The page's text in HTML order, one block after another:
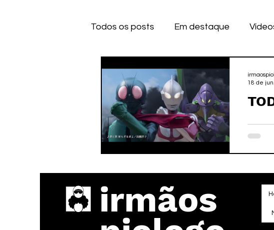
Todos os posts Em destaque
Anime Series Desenhos
IOS IOS A CELULAR
18 de
irmãos